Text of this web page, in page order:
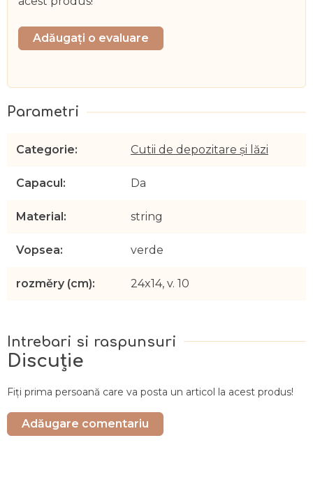
Adăugaţi o evaluare
Discuţie
Fiţi prima persoană care va posta un articol la acest produs!
Adăugare comentariu
Categorie: Cutii de depozitare și lăzi
Capacul: Da
Material: string
Vopsea: verde
rozměry (cm): 24x14, v. 10